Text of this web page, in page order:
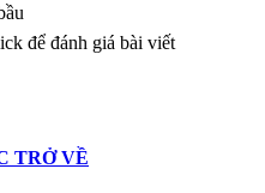
để đánh giá bài viết
TRỞ VỀ